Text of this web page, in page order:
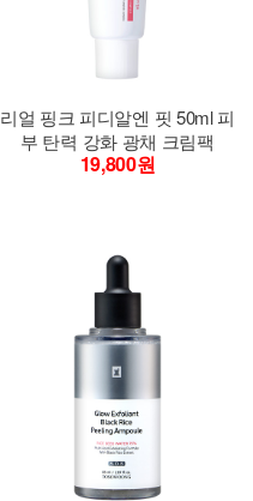
리얼 핑크 피디알엔 핏 50ml 피
부 탄력 강화 광채 크림팩
19,800원